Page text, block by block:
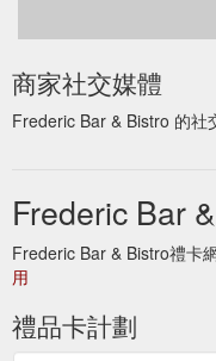
商家社交媒體
Frederic Bar & Bistro 的社
Frederic Bar
Frederic Bar & Bistro禮卡
用
禮品卡計劃